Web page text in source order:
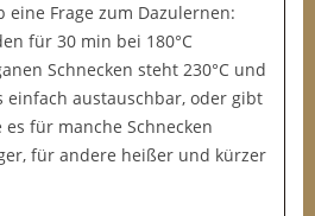
eine Frage zum Dazulernen:
für 30 min bei 180°C
Schnecken steht 230°C und
einfach austauschbar, oder gibt
für manche Schnecken
für andere heißer und kürzer